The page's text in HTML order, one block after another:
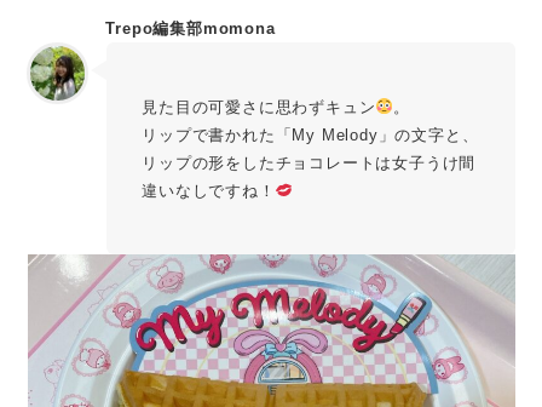
Trepo編集部momona
見た目の可愛さに思わずキュン
。
リップで書かれた「My Melody」の文字と、
リップの形をしたチョコレートは女子うけ間
違いなしですね！